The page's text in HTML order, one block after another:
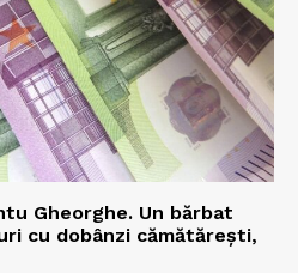
Gheorghe. Un bărbat
cu dobânzi cămătărești,